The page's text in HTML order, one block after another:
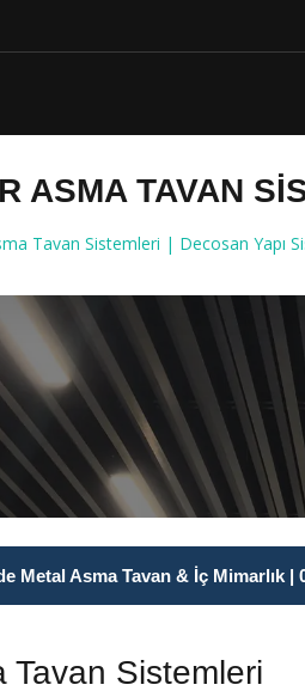
ASMA TAVAN
Tavan Sistemleri | Decosan Yapı
Asma Tavan & İç Mimarlık |
Tavan Sistemleri